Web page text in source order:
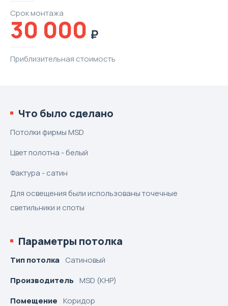
Срокмонтажа
30 000
Приблизительная стоимость
Что было сделано
Потолки фирмы MSD
Цвет полотна - белый
Фактура - сатин
Для освещения были использованы точечные
светильники и споты
Параметры потолка
Тип потолка Сатиновый
Производитель MSD (КНР)
Помещение Коридор